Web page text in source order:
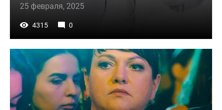
25 февраля, 2025
4315 0